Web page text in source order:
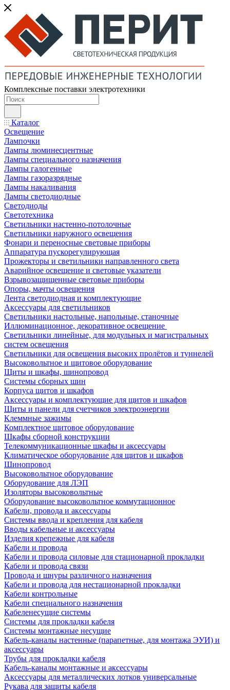
Комплексные поставки электротехники
Каталог
Освещение
Лампочки
Лампы люминесцентные
Лампы специального назначения
Лампы галогенные
Лампы газоразрядные
Лампы накаливания
Лампы светодиодные
Светодиоды
Светотехника
Светильники настенно-потолочные
Светильники наружного освещения
Фонари и переносные световые приборы
Аппаратура пускорегулирующая
Прожекторы и светильники направленного света
Аварийное освещение и световые указатели
Взрывозащищенные световые приборы
Опоры, мачты освещения
Лента светодиодная и комплектующие
Аксессуары для светильников
Светильники настольные, напольные, станочные
Иллюминационное, декоративное освещение
Светильники линейные, для модульных и магистральных
систем освещения
Светильники для освещения высоких пролётов и туннелей
Высоковольтное и щитовое оборудование
Щиты и шкафы, шинопровод
Системы сборных шин
Корпуса щитов и шкафов
Аксессуары и комплектующие для щитов и шкафов
Щиты и панели для счетчиков электроэнергии
Клеммные зажимы
Комплектное щитовое оборудование
Шкафы сборной конструкции
Телекоммуникационные шкафы и аксессуары
Климатическое оборудование для щитов и шкафов
Шинопровод
Высоковольтное оборудование
Оборудование для ЛЭП
Изоляторы высоковольтные
Оборудование высоковольтное коммутационное
Кабели, провода и аксессуары
Системы ввода и крепления для кабеля
Вводы кабельные и аксессуары
Изделия крепежные для кабеля
Кабели и провода
Кабели и провода силовые для стационарной прокладки
Кабели и провода связи
Провода и шнуры различного назначения
Кабели и провода для нестационарной прокладки
Кабели контрольные
Кабели специального назначения
Кабеленесущие системы
Системы для прокладки кабеля
Системы монтажные несущие
Кабель-каналы настенные (парапетные, для монтажа ЭУИ) и
аксессуары
Трубы для прокладки кабеля
Кабель-каналы монтажные и аксессуары
Аксессуары для металлических лотков универсальные
Рукава для защиты кабеля